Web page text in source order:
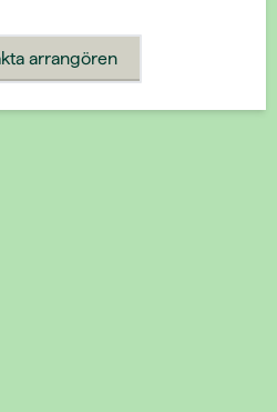
arrangören